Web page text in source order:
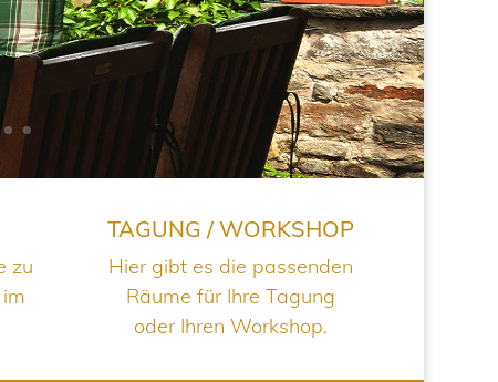
zu
TAGUNG / WORKSHOP
Hier gibt es die passenden
Räume für Ihre Tagung
oder Ihren Workshop.